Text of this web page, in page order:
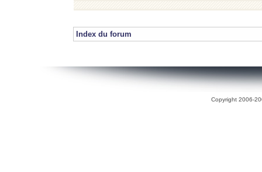
Index du forum
Copyright 2006-